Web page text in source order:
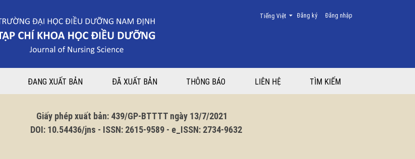
Đa khoa tỉnh Thái Bình năm 2024
Đăng ký Đăng nhập
Thay đổi ngôn ngữ. Ngôn ngữ hiện tại là:
Tiếng Việt
ĐANG XUẤT BẢN ĐÃ XUẤT BẢN THÔNG BÁO LIÊN HỆ TÌM KIẾM
phép xuất bản: 439/GP-BTTTT ngày 13/7/2021
10.54436/jns - ISSN: 2615-9589 - e_ISSN: 2734-9632